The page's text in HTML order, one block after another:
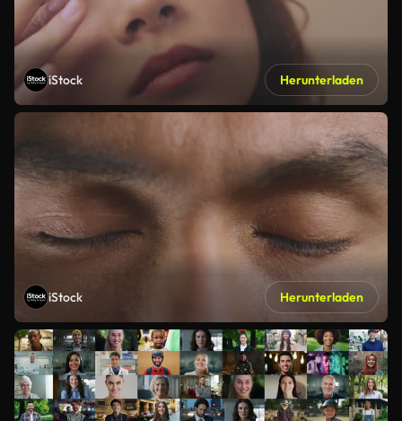
iStock Herunterladen
iStock Herunterladen